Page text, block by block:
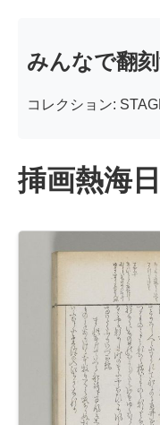
みんなで翻
コレクション:
挿画熱海